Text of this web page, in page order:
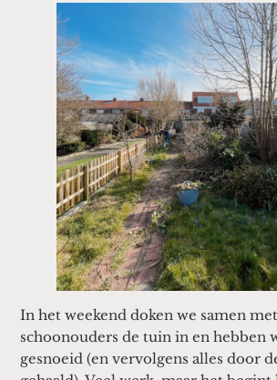
In het weekend doken we samen
schoonouders de tuin in en hebben
gesnoeid (en vervolgens alles door